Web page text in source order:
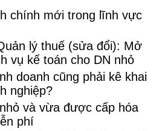
chính mới trong lĩnh vực
lý thuế (sửa đổi): Mở
vụ kế toán cho DN nhỏ
doanh cũng phải kê khai
nghiệp?
và vừa được cấp hóa
phí